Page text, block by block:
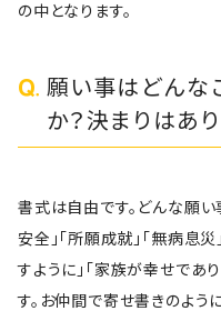
の中となります。
願い事はどんな
か？決まりはあ
書式は自由です。どんな願い
安全」「所願成就」「無病息
すように」「家族が幸せであ
す。お仲間で寄せ書きのよう